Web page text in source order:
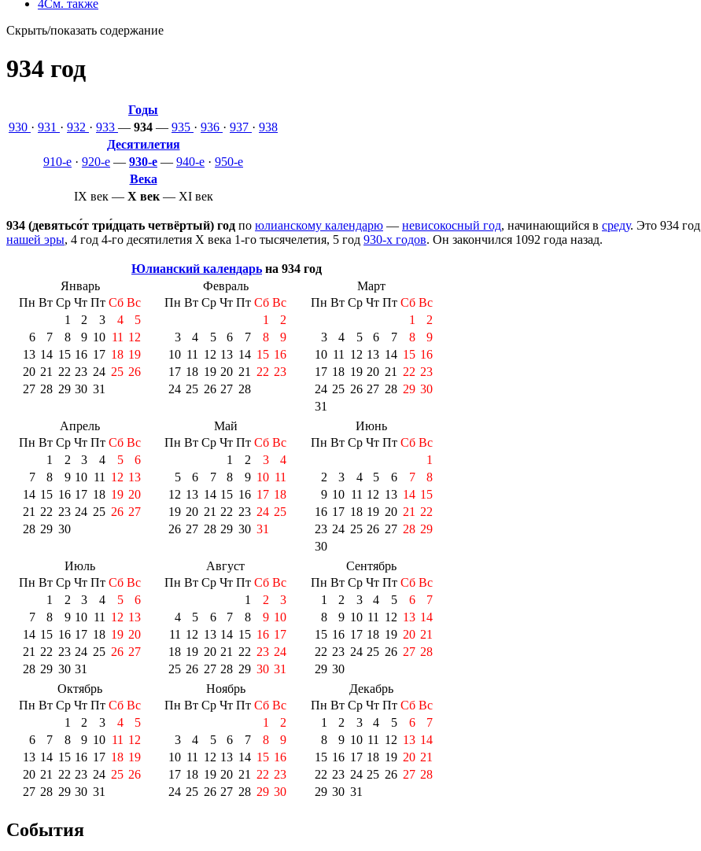
4См. также
Скрыть/показать содержание
934 год
Годы
930 · 931 · 932 · 933 — 934 — 935 · 936 · 937 · 938
Десятилетия
910-е · 920-е — 930-е — 940-е · 950-е
Века
IX век— X век— XI век
934 (девятьсо́т три́дцать четвёртый) год по юлианскому календарю — невисокосный год, начинающийся в среду. Это 934 год
нашей эры, 4 год 4-го десятилетия X века 1-го тысячелетия, 5 год 930-х годов. Он закончился 1092 года назад.
Юлианский календарь на 934 год
Январь
Пн Вт Ср Чт Пт Сб Вс
1
2 3 4
5
6
7 8 9 10 11 12
13 14 15 16 17 18 19
20 21 22 23 24 25 26
27 28 29 30 31
Февраль
Пн Вт Ср Чт Пт Сб Вс
1
2
3
4 5 6 7 8
9
10 11 12 13 14 15 16
17 18 19 20 21 22 23
24 25 26 27 28
Март
Пн Вт Ср Чт Пт Сб Вс
1
2
3
4 5 6 7 8
9
10 11 12 13 14 15 16
17 18 19 20 21 22 23
24 25 26 27 28 29 30
31
Апрель
Пн Вт Ср Чт Пт Сб Вс
1
2 3 4 5
6
7
8 9 10 11 12 13
14 15 16 17 18 19 20
21 22 23 24 25 26 27
28 29 30
Май
Пн Вт Ср Чт Пт Сб Вс
1
2 3
4
5
6 7 8 9 10 11
12 13 14 15 16 17 18
19 20 21 22 23 24 25
26 27 28 29 30 31
Июнь
Пн Вт Ср Чт Пт Сб Вс
1
2
3 4 5 6 7
8
9 10 11 12 13 14 15
16 17 18 19 20 21 22
23 24 25 26 27 28 29
30
Июль
Пн Вт Ср Чт Пт Сб Вс
1
2 3 4 5
6
7
8 9 10 11 12 13
14 15 16 17 18 19 20
21 22 23 24 25 26 27
28 29 30 31
Август
Пн Вт Ср Чт Пт Сб Вс
1
2
3
4
5 6 7 8 9 10
11 12 13 14 15 16 17
18 19 20 21 22 23 24
25 26 27 28 29 30 31
Сентябрь
Пн Вт Ср Чт Пт Сб Вс
1
2 3 4 5 6
7
8
9 10 11 12 13 14
15 16 17 18 19 20 21
22 23 24 25 26 27 28
29 30
Октябрь
Пн Вт Ср Чт Пт Сб Вс
1
2 3 4
5
6
7 8 9 10 11 12
13 14 15 16 17 18 19
20 21 22 23 24 25 26
27 28 29 30 31
Ноябрь
Пн Вт Ср Чт Пт Сб Вс
1
2
3
4 5 6 7 8
9
10 11 12 13 14 15 16
17 18 19 20 21 22 23
24 25 26 27 28 29 30
Декабрь
Пн Вт Ср Чт Пт Сб Вс
1
2 3 4 5 6
7
8
9 10 11 12 13 14
15 16 17 18 19 20 21
22 23 24 25 26 27 28
29 30 31
События